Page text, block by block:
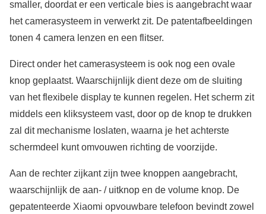
smaller, doordat er een verticale bies is aangebracht waar
het camerasysteem in verwerkt zit. De patentafbeeldingen
tonen 4 camera lenzen en een flitser.
Direct onder het camerasysteem is ook nog een ovale
knop geplaatst. Waarschijnlijk dient deze om de sluiting
van het flexibele display te kunnen regelen. Het scherm zit
middels een kliksysteem vast, door op de knop te drukken
zal dit mechanisme loslaten, waarna je het achterste
schermdeel kunt omvouwen richting de voorzijde.
Aan de rechter zijkant zijn twee knoppen aangebracht,
waarschijnlijk de aan- / uitknop en de volume knop. De
gepatenteerde Xiaomi opvouwbare telefoon bevindt zowel